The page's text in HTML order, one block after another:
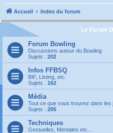
Accueil Index du forum
Le Forum
Forum Bowling
Discussions autour du Bowling
Sujets : 202
Infos FFBSQ
BIF, Listing, etc.
Sujets : 162
Média
Tout ce que vous trouvez dans
Sujets : 205
Techniques
Gestuelles, Mentales etc...